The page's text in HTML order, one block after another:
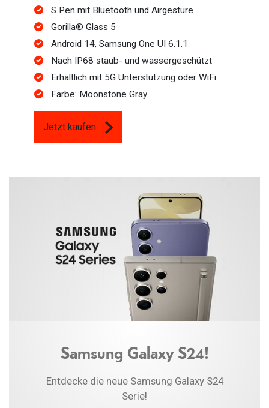
S Pen mit Bluetooth und Airgesture
Gorilla® Glass 5
Android 14, Samsung One UI 6.1.1
Nach IP68 staub- und wassergeschützt
Erhältlich mit 5G Unterstützung oder WiFi
Farbe: Moonstone Gray
Jetzt kaufen
Samsung Galaxy S24!
Entdecke die neue Samsung Galaxy S24
Serie!